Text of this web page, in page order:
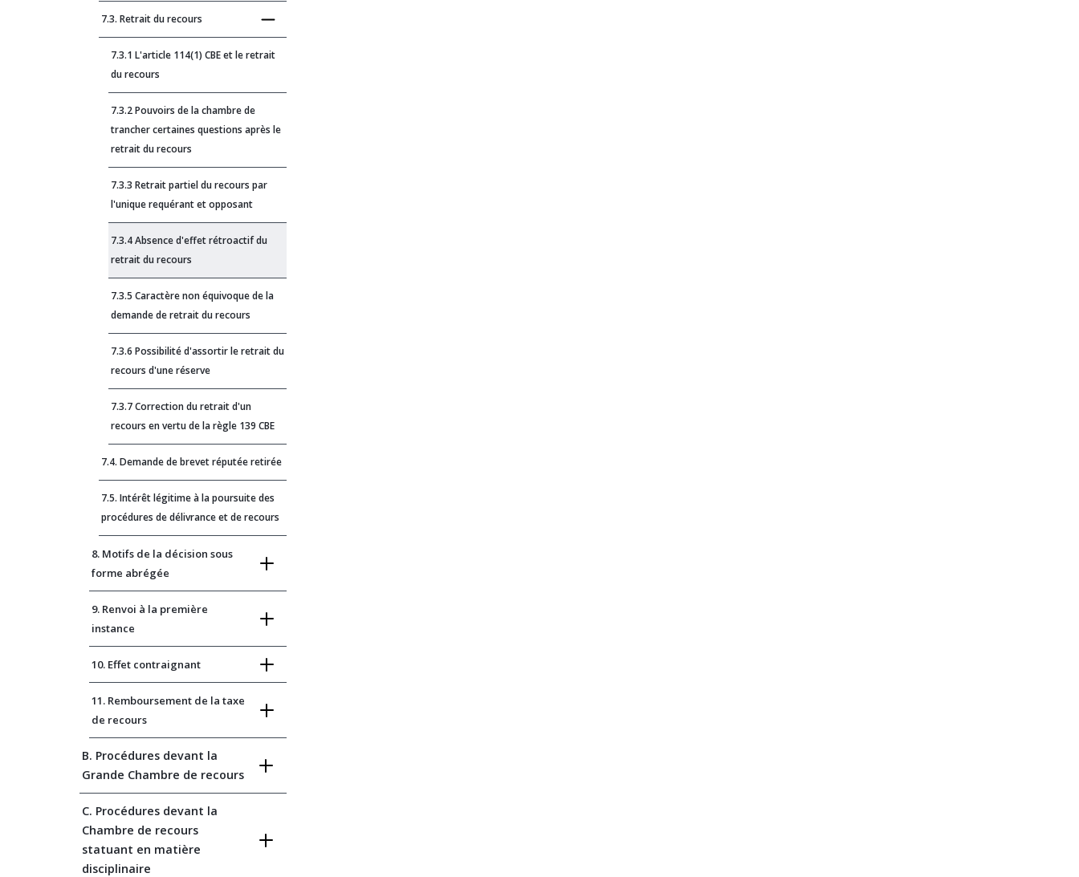
7.3. Retrait du recours
7.3.1 L'article 114(1) CBE et le retrait
du recours
7.3.2 Pouvoirs de la chambre de
trancher certaines questions après le
retrait du recours
7.3.3 Retrait partiel du recours par
l'unique requérant et opposant
7.3.4 Absence d'effet rétroactif du
retrait du recours
7.3.5 Caractère non équivoque de la
demande de retrait du recours
7.3.6 Possibilité d'assortir le retrait du
recours d'une réserve
7.3.7 Correction du retrait d'un
recours en vertu de la règle 139 CBE
7.4. Demande de brevet réputée retirée
7.5. Intérêt légitime à la poursuite des
procédures de délivrance et de recours
8. Motifs de la décision sous
forme abrégée
9. Renvoi à la première
instance
10. Effet contraignant
11. Remboursement de la taxe
de recours
B. Procédures devant la
Grande Chambre de recours
C. Procédures devant la
Chambre de recours
statuant en matière
disciplinaire